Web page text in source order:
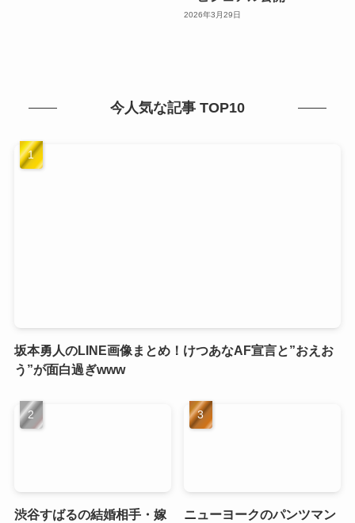
2026年3月29日
今人気な記事 TOP10
坂本勇人のLINE画像まとめ！けつあなAF宣言と”おえお
う”が面白過ぎwww
渋谷すばるの結婚相手・嫁
ニューヨークのパンツマン